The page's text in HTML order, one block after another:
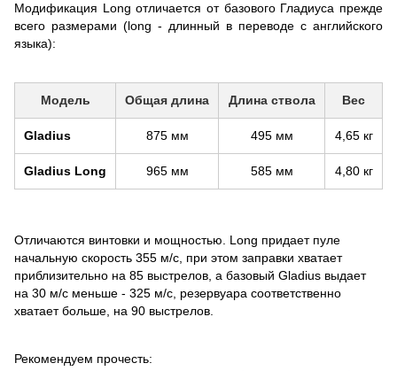
Модификация Long отличается от базового Гладиуса прежде
всего размерами (long - длинный в переводе с английского
языка):
Модель Общая длина Длина ствола Вес
Gladius 875 мм 495 мм 4,65 кг
Gladius Long 965 мм 585 мм 4,80 кг
Отличаются винтовки и мощностью. Long придает пуле
начальную скорость 355 м/с, при этом заправки хватает
приблизительно на 85 выстрелов, а базовый Gladius выдает
на 30 м/с меньше - 325 м/с, резервуара соответственно
хватает больше, на 90 выстрелов.
Рекомендуем прочесть: